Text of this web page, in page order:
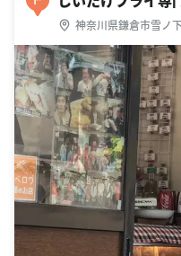
神奈川県鎌倉市雪ノ